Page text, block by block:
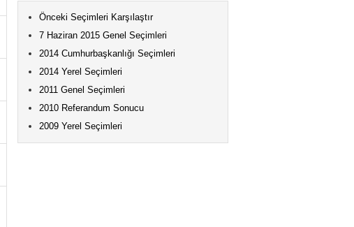
Önceki Seçimleri Karşılaştır
7 Haziran 2015 Genel Seçimleri
2014 Cumhurbaşkanlığı Seçimleri
2014 Yerel Seçimleri
2011 Genel Seçimleri
2010 Referandum Sonucu
2009 Yerel Seçimleri